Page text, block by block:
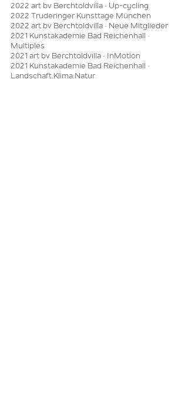
2022 art bv Berchtoldvilla · Up-cycling
2022 Truderinger Kunsttage München
2022 art bv Berchtoldvilla · Neue Mitglieder
2021 Kunstakademie Bad Reichenhall ·
Multiples
2021 art bv Berchtoldvilla · InMotion
2021 Kunstakademie Bad Reichenhall ·
Landschaft.Klima.Natur